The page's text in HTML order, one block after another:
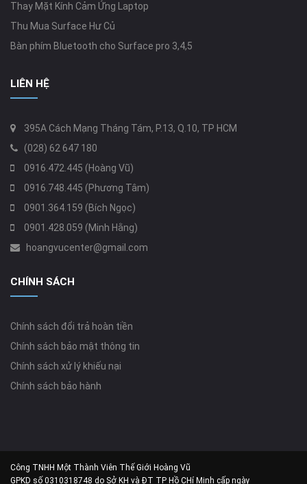
Thay Mặt Kính Cảm Ứng Laptop
Thu Mua Surface Hư Củ
Bàn phím Bluetooth cho Surface pro 3,4,5
LIÊN HỆ
395A Cách Mạng Tháng Tám, P.13, Q.10, TP HCM
(028) 62 647 180
0916.472.445 (Hoàng Vũ)
0916.748.445 (Phương Tâm)
0901.364.159 (Bích Ngọc)
0901.428.059 (Minh Hằng)
hoangvucenter@gmail.com
CHÍNH SÁCH
Chính sách đổi trả hoàn tiền
Chính sách bảo mật thông tin
Chính sách xử lý khiếu nại
Chính sách bảo hành
Công TNHH Một Thành Viên Thế Giới Hoàng Vũ
GPKD số 0310318748 do Sở KH và ĐT TP Hồ CHí Minh cấp ngày